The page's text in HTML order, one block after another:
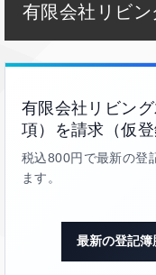
有限会社リビ
有限会社リビン
項）を請求（仮登
税込800円で最新の登
ます。
最新の登記簿